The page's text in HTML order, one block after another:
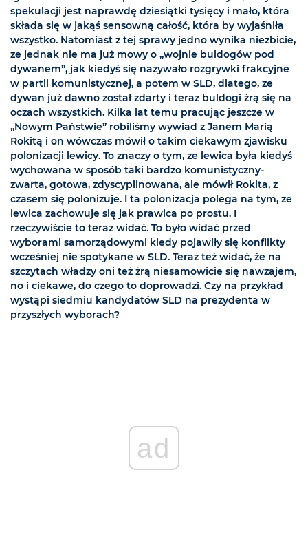
spekulacji jest naprawdę dziesiątki tysięcy i mało, która
składa się w jakąś sensowną całość, która by wyjaśniła
wszystko. Natomiast z tej sprawy jedno wynika niezbicie,
ze jednak nie ma już mowy o „wojnie buldogów pod
dywanem”, jak kiedyś się nazywało rozgrywki frakcyjne
w partii komunistycznej, a potem w SLD, dlatego, ze
dywan już dawno został zdarty i teraz buldogi żrą się na
oczach wszystkich. Kilka lat temu pracując jeszcze w
„Nowym Państwie” robiliśmy wywiad z Janem Marią
Rokitą i on wówczas mówił o takim ciekawym zjawisku
polonizacji lewicy. To znaczy o tym, ze lewica była kiedyś
wychowana w sposób taki bardzo komunistyczny-
zwarta, gotowa, zdyscyplinowana, ale mówił Rokita, z
czasem się polonizuje. I ta polonizacja polega na tym, ze
lewica zachowuje się jak prawica po prostu. I
rzeczywiście to teraz widać. To było widać przed
wyborami samorządowymi kiedy pojawiły się konflikty
wcześniej nie spotykane w SLD. Teraz też widać, że na
szczytach władzy oni też żrą niesamowicie się nawzajem,
no i ciekawe, do czego to doprowadzi. Czy na przykład
wystąpi siedmiu kandydatów SLD na prezydenta w
przyszłych wyborach?
ad